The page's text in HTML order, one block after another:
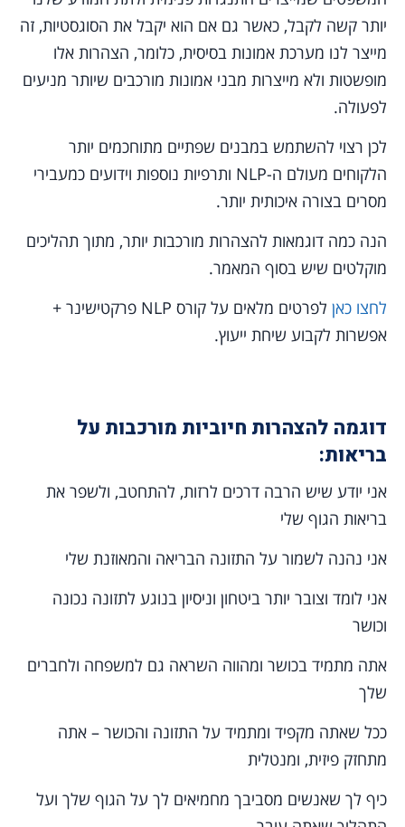
יותר קשה לקבל, כאשר גם אם הוא יקבל את הסוגסטיות, זה
מייצר לנו מערכת אמונות בסיסית, כלומר, הצהרות אלו
מופשטות ולא מייצרות מבני אמונות מורכבים שיותר מניעים
לפעולה.
לכן רצוי להשתמש במבנים שפתיים מתוחכמים יותר
הלקוחים מעולם ה-NLP ותרפיות נוספות וידועים כמעבירי
מסרים בצורה איכותית יותר.
הנה כמה דוגמאות להצהרות מורכבות יותר, מתוך תהליכים
מוקלטים שיש בסוף המאמר.
לחצו כאן
לפרטים מלאים על קורס NLP פרקטישינר +
אפשרות לקבוע שיחת ייעוץ.
דוגמה להצהרות חיוביות מורכבות על
בריאות:
אני יודע שיש הרבה דרכים לרזות, להתחטב, ולשפר את
בריאות הגוף שלי
אני נהנה לשמור על התזונה הבריאה והמאוזנת שלי
אני לומד וצובר יותר ביטחון וניסיון בנוגע לתזונה נכונה
וכושר
אתה מתמיד בכושר ומהווה השראה גם למשפחה ולחברים
שלך
ככל שאתה מקפיד ומתמיד על התזונה והכושר – אתה
מתחזק פיזית, ומנטלית
כיף לך שאנשים מסביבך מחמיאים לך על הגוף שלך ועל